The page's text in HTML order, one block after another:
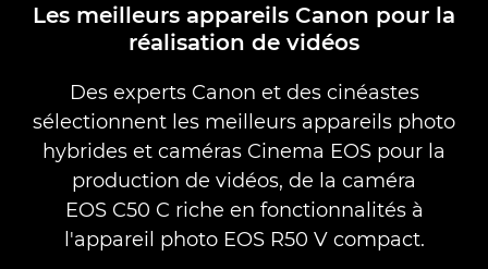
Histoires
Les meilleurs appareils Canon pour la
réalisation de vidéos
Des experts Canon et des cinéastes
sélectionnent les meilleurs appareils photo
hybrides et caméras Cinema EOS pour la
production de vidéos, de la caméra
EOS C50 C riche en fonctionnalités à
l'appareil photo EOS R50 V compact.